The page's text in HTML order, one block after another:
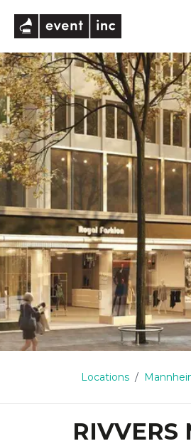
Locations
RIVVERS